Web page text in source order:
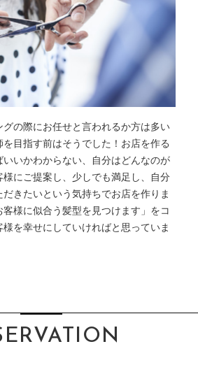
の際にお任せと言われるか方は多い
目指す前はそうでした！お店を作る
いかわからない、自分はどんなのが
にご提案し、少しでも満足し、自分
きたいという気持ちでお店を作りま
客様に似合う髪型を見つけます」をコ
を幸せにしていければと思っていま